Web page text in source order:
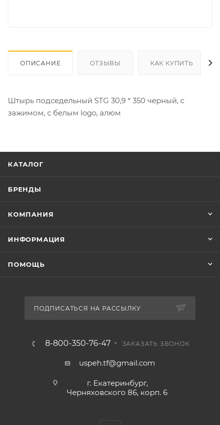
ОПИСАНИЕ ОТЗЫВЫ КАК КУПИТЬ
Штырь подседельный STG 30,9 * 350 черный, с
зажимом, с белым logo, алюм
КАТАЛОГ
БРЕНДЫ
КОМПАНИЯ
ИНФОРМАЦИЯ
ПОМОЩЬ
ПОДПИСАТЬСЯ НА РАССЫЛКУ
8-800-350-76-47 ЗАКАЗАТЬ ЗВОНОК
uspeh.tf@gmail.com
г. Екатеринбург,
Черняховского 86, корп. 6​